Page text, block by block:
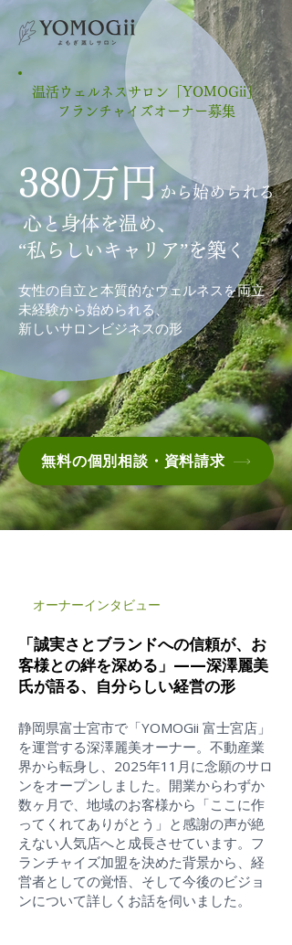
温活ウェルネスサロン「YOMOGii」
フランチャイズオーナー募集
380万円 から始められる
心と身体を温め、
“私らしいキャリア”を築く
女性の自立と本質的なウェルネスを両立
未経験から始められる、
新しいサロンビジネスの形
無料の個別相談・資料請求
オーナーインタビュー
「誠実さとブランドへの信頼が、お
客様との絆を深める」——深澤麗美
氏が語る、自分らしい経営の形
静岡県富士宮市で「YOMOGii 富士宮店」
を運営する深澤麗美オーナー。不動産業
界から転身し、2025年11月に念願のサロ
ンをオープンしました。開業からわずか
数ヶ月で、地域のお客様から「ここに作
ってくれてありがとう」と感謝の声が絶
えない人気店へと成長させています。フ
ランチャイズ加盟を決めた背景から、経
営者としての覚悟、そして今後のビジョ
ンについて詳しくお話を伺いました。